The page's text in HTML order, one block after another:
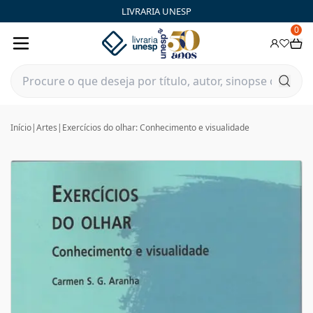
LIVRARIA UNESP
0
Início|Artes | Exercícios do olhar: Conhecimento e visualidade